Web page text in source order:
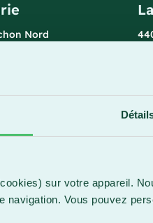
sur votre appareil.
navigation. Vous pouvez
Nord